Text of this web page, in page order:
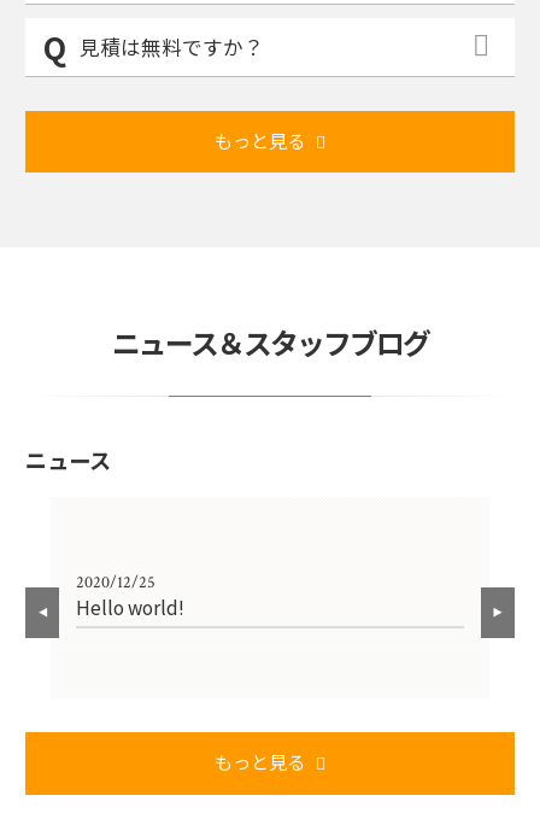
見積は無料ですか？
もっと見る
ニュース＆スタッフブログ
ニュース
2020/12/25
Hello world!
もっと見る